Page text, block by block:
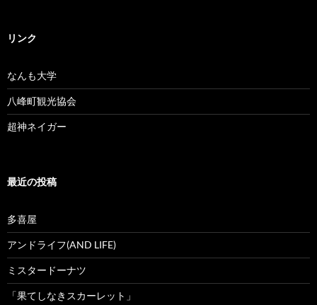
リンク
なんも大学
八峰町観光協会
超神ネイガー
最近の投稿
多喜屋
アンドライフ(AND LIFE)
ミスタードーナツ
「果てしなきスカーレット」